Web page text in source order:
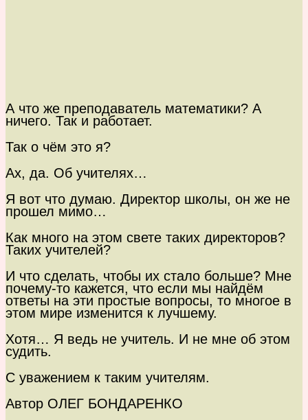
А что же преподаватель математики? А
ничего. Так и работает.
Так о чём это я?
Ах, да. Об учителях…
Я вот что думаю. Директор школы, он же не
прошел мимо…
Как много на этом свете таких директоров?
Таких учителей?
И что сделать, чтобы их стало больше? Мне
почему-то кажется, что если мы найдём
ответы на эти простые вопросы, то многое в
этом мире изменится к лучшему.
Хотя… Я ведь не учитель. И не мне об этом
судить.
С уважением к таким учителям.
Автор ОЛЕГ БОНДАРЕНКО